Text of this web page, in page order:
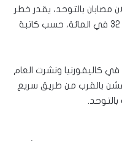
مصابان بالتوحد، يقدر خطر
إنجاب طفل ثالث مصاب بالمرض بنسبة 32 في المائة، حسب كاتبة
كاليفورنيا ونشرت العام
عشن بالقرب من طريق سريع
بالتوحد.